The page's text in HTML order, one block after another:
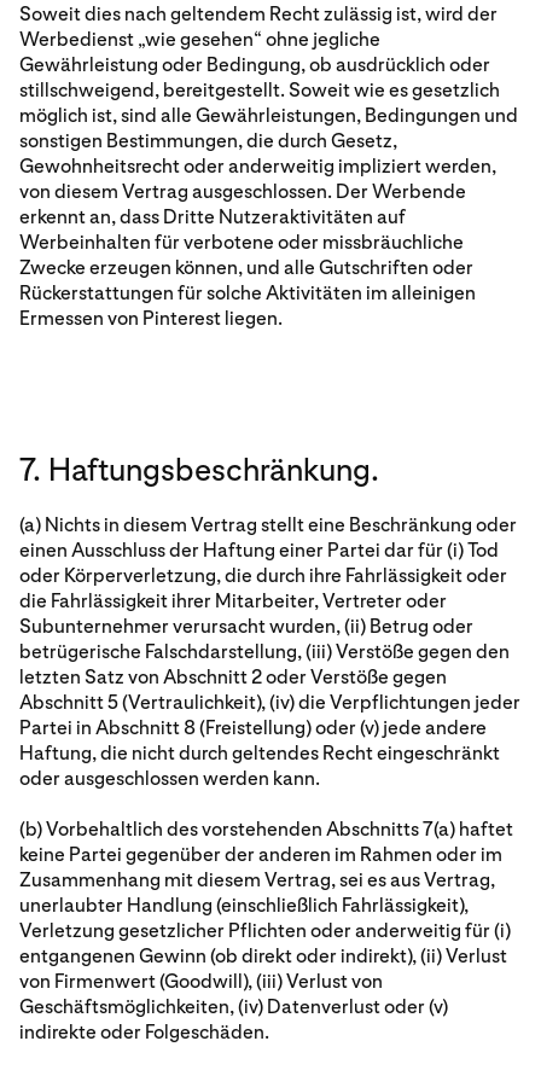
Soweit dies nach geltendem Recht zulässig ist, wird der
Werbedienst „wie gesehen“ ohne jegliche
Gewährleistung oder Bedingung, ob ausdrücklich oder
stillschweigend, bereitgestellt. Soweit wie es gesetzlich
möglich ist, sind alle Gewährleistungen, Bedingungen und
sonstigen Bestimmungen, die durch Gesetz,
Gewohnheitsrecht oder anderweitig impliziert werden,
von diesem Vertrag ausgeschlossen. Der Werbende
erkennt an, dass Dritte Nutzeraktivitäten auf
Werbeinhalten für verbotene oder missbräuchliche
Zwecke erzeugen können, und alle Gutschriften oder
Rückerstattungen für solche Aktivitäten im alleinigen
Ermessen von Pinterest liegen.
7. Haftungsbeschränkung.
(a) Nichts in diesem Vertrag stellt eine Beschränkung oder
einen Ausschluss der Haftung einer Partei dar für (i) Tod
oder Körperverletzung, die durch ihre Fahrlässigkeit oder
die Fahrlässigkeit ihrer Mitarbeiter, Vertreter oder
Subunternehmer verursacht wurden, (ii) Betrug oder
betrügerische Falschdarstellung, (iii) Verstöße gegen den
letzten Satz von Abschnitt 2 oder Verstöße gegen
Abschnitt 5 (Vertraulichkeit), (iv) die Verpflichtungen jeder
Partei in Abschnitt 8 (Freistellung) oder (v) jede andere
Haftung, die nicht durch geltendes Recht eingeschränkt
oder ausgeschlossen werden kann.
(b) Vorbehaltlich des vorstehenden Abschnitts 7(a) haftet
keine Partei gegenüber der anderen im Rahmen oder im
Zusammenhang mit diesem Vertrag, sei es aus Vertrag,
unerlaubter Handlung (einschließlich Fahrlässigkeit),
Verletzung gesetzlicher Pflichten oder anderweitig für (i)
entgangenen Gewinn (ob direkt oder indirekt), (ii) Verlust
von Firmenwert (Goodwill), (iii) Verlust von
Geschäftsmöglichkeiten, (iv) Datenverlust oder (v)
indirekte oder Folgeschäden.